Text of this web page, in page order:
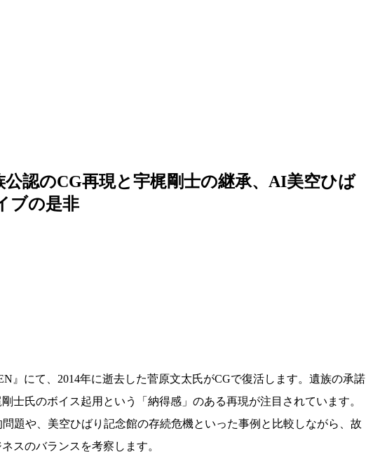
認のCG再現と宇梶剛士の継承、AI美空ひば
ブの是非
』にて、2014年に逝去した菅原文太氏がCGで復活します。遺族の承諾
士氏のボイス起用という「納得感」のある再現が注目されています。
題や、美空ひばり記念館の存続危機といった事例と比較しながら、故
スのバランスを考察します。